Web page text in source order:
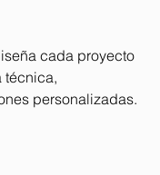
cada proyecto
técnica,
personalizadas.